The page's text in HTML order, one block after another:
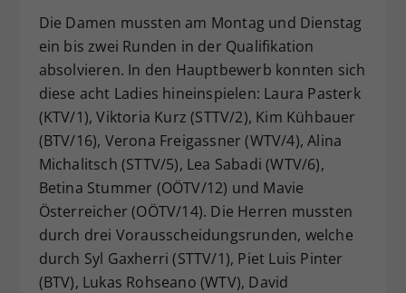
Die Damen mussten am Montag und Dienstag
ein bis zwei Runden in der Qualifikation
absolvieren. In den Hauptbewerb konnten sich
diese acht Ladies hineinspielen: Laura Pasterk
(KTV/1), Viktoria Kurz (STTV/2), Kim Kühbauer
(BTV/16), Verona Freigassner (WTV/4), Alina
Michalitsch (STTV/5), Lea Sabadi (WTV/6),
Betina Stummer (OÖTV/12) und Mavie
Österreicher (OÖTV/14). Die Herren mussten
durch drei Vorausscheidungsrunden, welche
durch Syl Gaxherri (STTV/1), Piet Luis Pinter
(BTV), Lukas Rohseano (WTV), David